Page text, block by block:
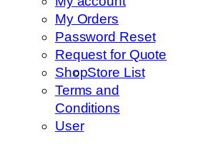
My Orders
Password Reset
Request for Quote
ShopStore List
Terms and
Conditions
User